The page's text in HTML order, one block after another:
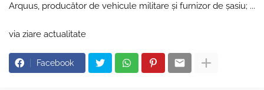
Arquus, producător de vehicule militare și furnizor de șasiu; ...
via ziare actualitate
Facebook